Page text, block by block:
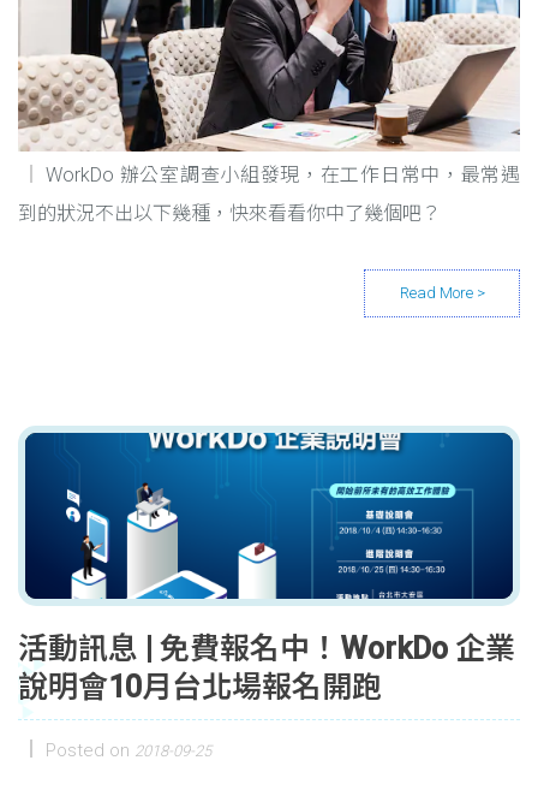
WorkDo 辦公室調查小組發現，在工作日常中，最常遇
到的狀況不出以下幾種，快來看看你中了幾個吧？
活動訊息 | 免費報名中！WorkDo 企業
說明會10月台北場報名開跑
Posted on 2018-09-25